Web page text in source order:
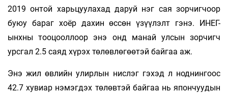
2019 онтой харьцуулахад даруй нэг сая зорчигчоор
буюу бараг хоёр дахин өссөн үзүүлэлт гэнэ. ИНЕГ-
ынхны тооцооллоор энэ онд манай улсын зорчигч
урсгал 2.5 саяд хүрэх төлөвлөгөөтэй байгаа аж.
Энэ жил өвлийн улирлын нислэг гэхэд л ноднингоос
42.7 хувиар нэмэгдэх төлөвтэй байгаа нь япончуудын